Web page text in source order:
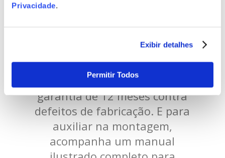
Privacidade.
Exibir detalhes
Permitir Todos